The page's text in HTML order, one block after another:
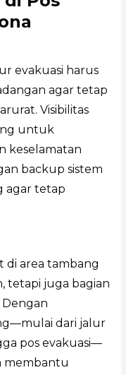
evakuasi harus
agar tetap
Visibilitas
untuk
keselamatan
backup sistem
agar tetap
di area tambang
tetapi juga bagian
Dengan
dari jalur
pos evakuasi—
membantu